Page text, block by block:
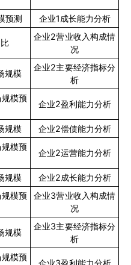
预测 企业1成长能力分析
企业2营业收入构成情
况
规模
企业2主要经济指标分
析
模预
企业2盈利能力分析
规模 企业2偿债能力分析
模预
企业2运营能力分析
规模 企业2成长能力分析
模预
企业3营业收入构成情
况
规模
企业3主要经济指标分
析
模预